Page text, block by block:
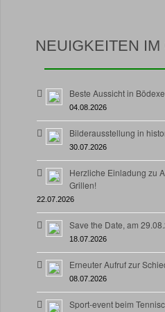
NEUIGKEITEN IM
Beste Aussicht in
04.08.2026
Bilderausstellung in
30.07.2026
Herzliche Einladung zu
Grillen!
22.07.2026
Save the Date, am
18.07.2026
Erneuter Aufruf zur
08.07.2026
Sport-event beim